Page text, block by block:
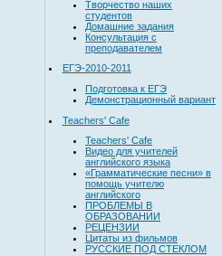
Творчество наших
студентов
Домашние задания
Консультация с
преподавателем
ЕГЭ-2010-2011
Подготовка к ЕГЭ
Демонстрационный вариант
Teachers' Cafe
Teachers' Cafe
Видео для учителей
английского языка
«Грамматические песни» в
помощь учителю
английского
ПРОБЛЕМЫ В
ОБРАЗОВАНИИ
РЕЦЕНЗИИ
Цитаты из фильмов
РУССКИЕ ПОД СТЕКЛОМ